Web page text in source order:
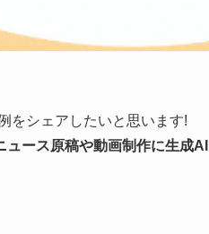
をシェアしたいと思います!
ュース原稿や動画制作に生成AI